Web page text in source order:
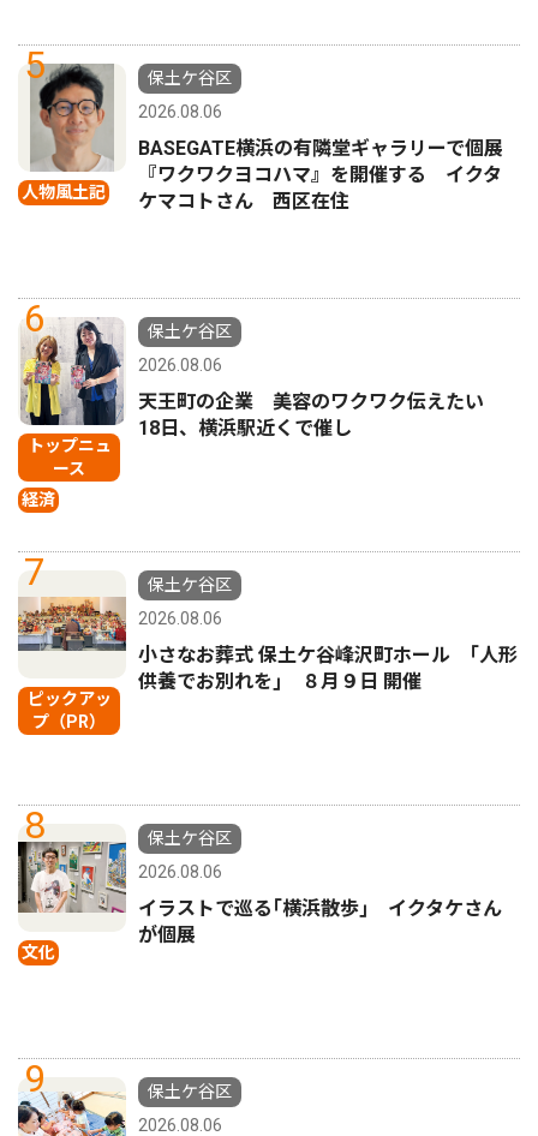
5
人物風土記
保土ケ谷区
2026.08.06
BASEGATE横浜の有隣堂ギャラリーで個展
『ワクワクヨコハマ』を開催する イクタ
ケマコトさん 西区在住
6
トップニュ
ース
経済
保土ケ谷区
2026.08.06
天王町の企業 美容のワクワク伝えたい
18日、横浜駅近くで催し
7
ピックアッ
プ（PR）
保土ケ谷区
2026.08.06
小さなお葬式 保土ケ谷峰沢町ホール ｢人形
供養でお別れを｣ ８月９日 開催
8
文化
保土ケ谷区
2026.08.06
イラストで巡る｢横浜散歩｣ イクタケさん
が個展
9
保土ケ谷区
2026.08.06